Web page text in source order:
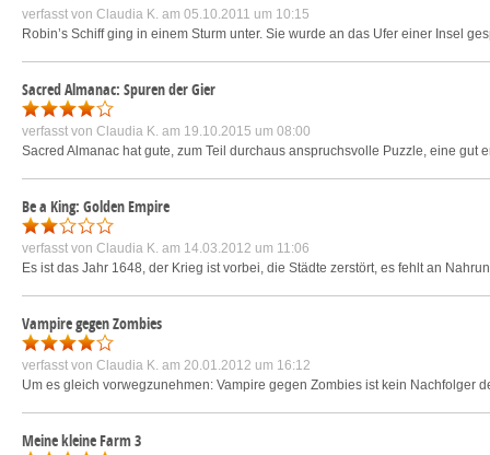
verfasst von Claudia K. am 05.10.2011 um 10:15
Robin’s Schiff ging in einem Sturm unter. Sie wurde an das Ufer einer Insel
Sacred Almanac: Spuren der Gier
verfasst von Claudia K. am 19.10.2015 um 08:00
Sacred Almanac hat gute, zum Teil durchaus anspruchsvolle Puzzle, eine
Be a King: Golden Empire
verfasst von Claudia K. am 14.03.2012 um 11:06
Es ist das Jahr 1648, der Krieg ist vorbei, die Städte zerstört, es fehlt an
Vampire gegen Zombies
verfasst von Claudia K. am 20.01.2012 um 16:12
Um es gleich vorwegzunehmen: Vampire gegen Zombies ist kein Nachfolger
Meine kleine Farm 3